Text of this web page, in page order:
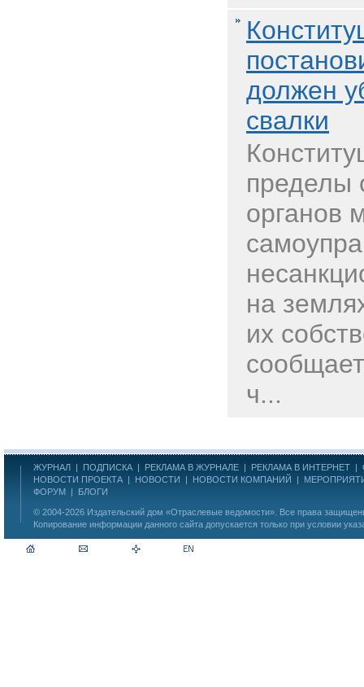
должен
свалки
пределы
органов
на
их
ч...
ЖУРНАЛ | ПОДПИСКА | РЕКЛАМА В ЖУРНАЛЕ | РЕКЛАМА В ИНТЕРНЕТ |
НОВОСТИ ПРОЕКТА | НОВОСТИ | НОВОСТИ КОМПАНИЙ |
ФОРУМ | БЛОГИ
© 2004-2026 Издательский дом «Отраслевые ведомости» . Все права
Копирование информации данного сайта допускается только при условии